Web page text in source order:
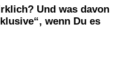
Und was davon
wenn Du es